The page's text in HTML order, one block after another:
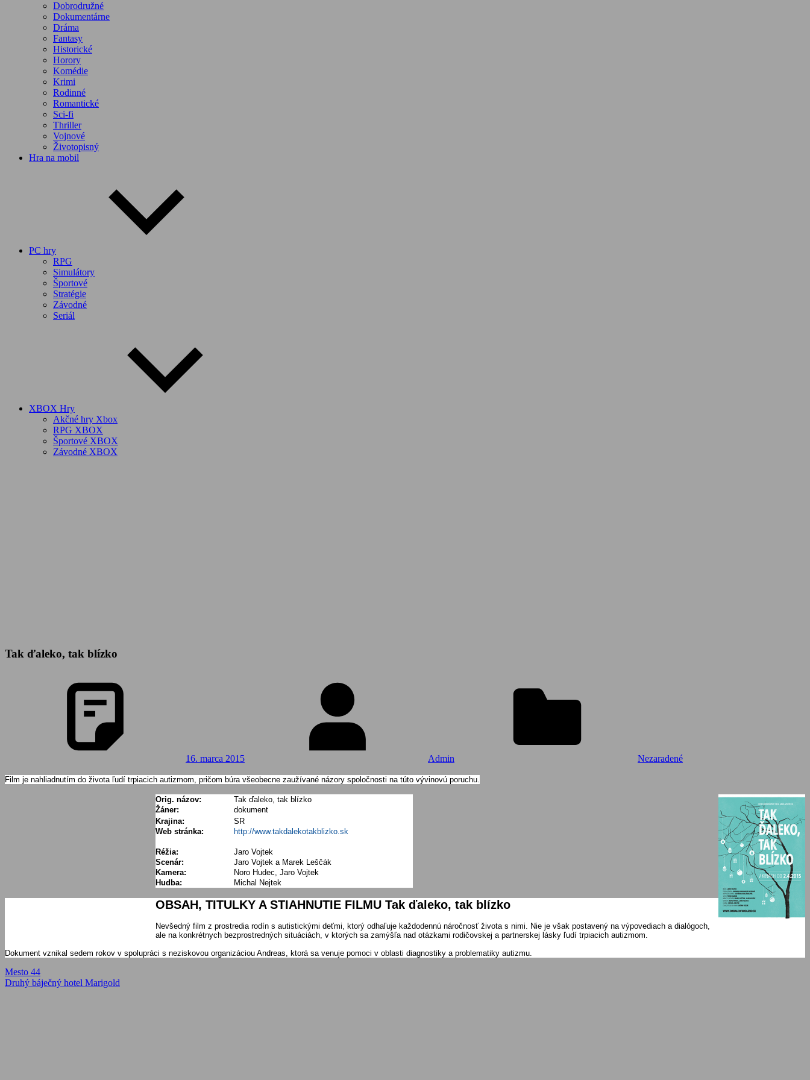
Dobrodružné
Dokumentárne
Dráma
Fantasy
Historické
Horory
Komédie
Krimi
Rodinné
Romantické
Sci-fi
Thriller
Vojnové
Životopisný
Hra na mobil
PC hry
RPG
Simulátory
Športové
Stratégie
Závodné
Seriál
XBOX Hry
Akčné hry Xbox
RPG XBOX
Športové XBOX
Závodné XBOX
Tak ďaleko, tak blízko
16. marca 2015 Admin Nezaradené
Film je nahliadnutím do života ľudí trpiacich autizmom, pričom búra všeobecne zaužívané názory spoločnosti na túto vývinovú poruchu.
Orig. názov:
Tak ďaleko, tak blízko
Žáner:
dokument
Krajina:
SR
Web stránka:
http://www.takdalekotakblizko.sk
Réžia:
Jaro Vojtek
Scenár:
Jaro Vojtek a Marek Leščák
Kamera:
Noro Hudec, Jaro Vojtek
Hudba:
Michal Nejtek
OBSAH, TITULKY A STIAHNUTIE FILMU Tak ďaleko, tak blízko
Nevšedný film z prostredia rodín s autistickými deťmi, ktorý odhaľuje každodennú náročnosť života s nimi. Nie je však postavený na výpovediach a dialógoch,
ale na konkrétnych bezprostredných situáciách, v ktorých sa zamýšľa nad otázkami rodičovskej a partnerskej lásky ľudí trpiacich autizmom.
Dokument vznikal sedem rokov v spolupráci s neziskovou organizáciou Andreas, ktorá sa venuje pomoci v oblasti diagnostiky a problematiky autizmu.
Navigácia
v
Previous
Post:
Mesto 44
Next
Druhý báječný hotel Marigold